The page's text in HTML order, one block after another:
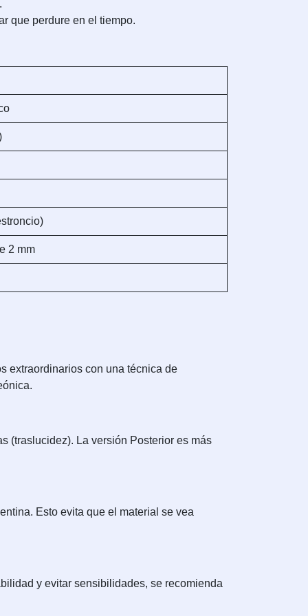
que perdure en el tiempo.
2 mm
extraordinarios con una técnica de
(traslucidez). La versión Posterior es más
Esto evita que el material se vea
y evitar sensibilidades, se recomienda